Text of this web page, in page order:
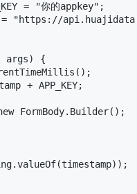
= "你的appkey";
"https://
args) {
+ APP_KEY;
FormBody.Builder();